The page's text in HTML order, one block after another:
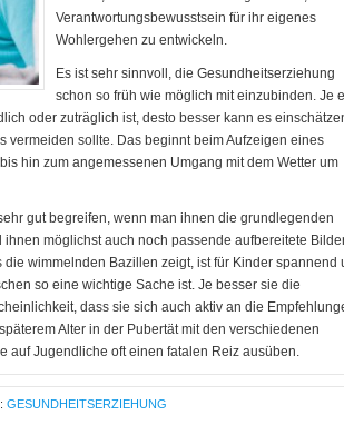
Verantwortungsbewusstsein für ihr eigenes
Wohlergehen zu entwickeln.
Es ist sehr sinnvoll, die Gesundheitserziehung
schon so früh wie möglich mit einzubinden. Je
oder zuträglich ist, desto besser kann es
vermeiden sollte. Das beginnt beim Aufzeigen eines
hin zum angemessenen Umgang mit dem Wetter um
gut begreifen, wenn man ihnen die grundlegenden
möglichst auch noch passende aufbereitete
wimmelnden Bazillen zeigt, ist für Kinder spannend
so eine wichtige Sache ist. Je besser sie die
dass sie sich auch aktiv an die
Alter in der Pubertät mit den verschiedenen
auf Jugendliche oft einen fatalen Reiz ausüben.
GESUNDHEITSERZIEHUNG